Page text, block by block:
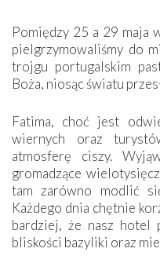
Pomiędzy 25 a 29 maja
pielgrzymowaliśmy do
trojgu portugalskim
Boża, niosąc światu
Fatima, choć jest
wiernych oraz
atmosferę ciszy.
gromadzące
tam zarówno modlić
Każdego dnia chętnie
bardziej, że nasz hotel
bliskości bazyliki oraz